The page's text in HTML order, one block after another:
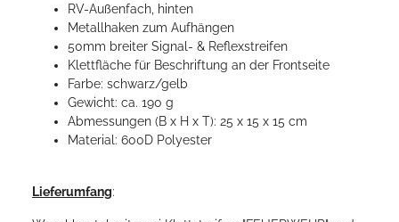
RV-Außenfach, hinten
Metallhaken zum Aufhängen
50mm breiter Signal- & Reflexstreifen
Klettfläche für Beschriftung an der Frontseite
Farbe: schwarz/gelb
Gewicht: ca. 190 g
Abmessungen (B x H x T): 25 x 15 x 15 cm
Material: 600D Polyester
Lieferumfang: